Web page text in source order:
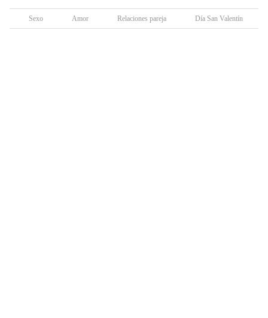
Sexo Amor Relaciones pareja Día San Valentín